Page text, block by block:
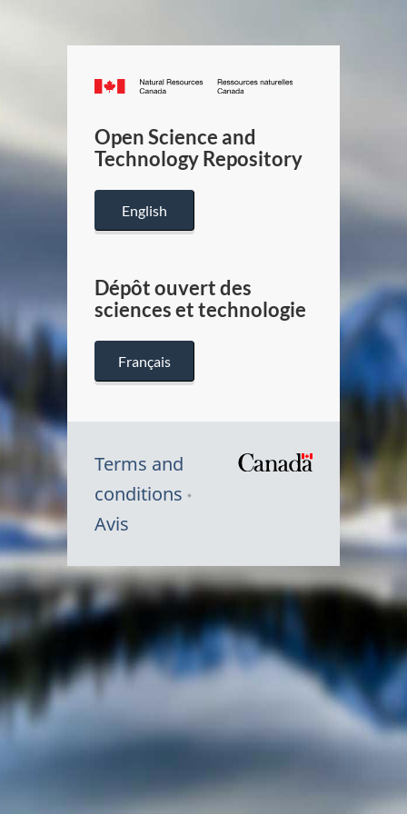
Canada.ca
/
Canada
Open Science and
Technology Repository
English
Dépôt ouvert des
sciences et technologie
Français
Terms and
conditions
Avis
Symbole
du
Canada